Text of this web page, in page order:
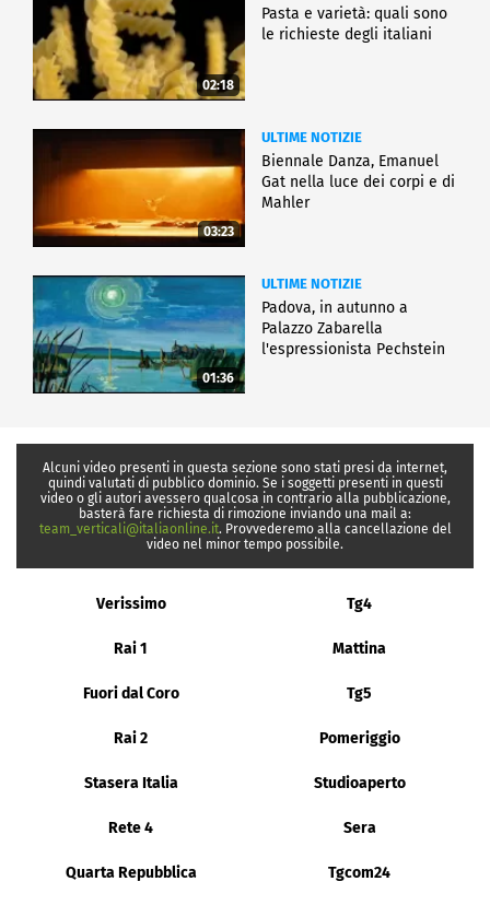
02:18
Pasta e varietà: quali sono
le richieste degli italiani
03:23
ULTIME NOTIZIE
Biennale Danza, Emanuel
Gat nella luce dei corpi e di
Mahler
01:36
ULTIME NOTIZIE
Padova, in autunno a
Palazzo Zabarella
l'espressionista Pechstein
Alcuni video presenti in questa sezione sono stati presi da internet,
quindi valutati di pubblico dominio. Se i soggetti presenti in questi
video o gli autori avessero qualcosa in contrario alla pubblicazione,
basterà fare richiesta di rimozione inviando una mail a:
team_verticali@italiaonline.it. Provvederemo alla cancellazione del
video nel minor tempo possibile.
Verissimo Tg4
Rai 1 Mattina
Fuori dal Coro Tg5
Rai 2 Pomeriggio
Stasera Italia Studioaperto
Rete 4 Sera
Quarta Repubblica Tgcom24